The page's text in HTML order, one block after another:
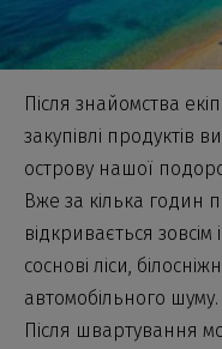
Після знайомства
закупівлі продуктів
острову нашої
Вже за кілька годин
відкривається
соснові ліси,
автомобільного шуму.
Після швартування